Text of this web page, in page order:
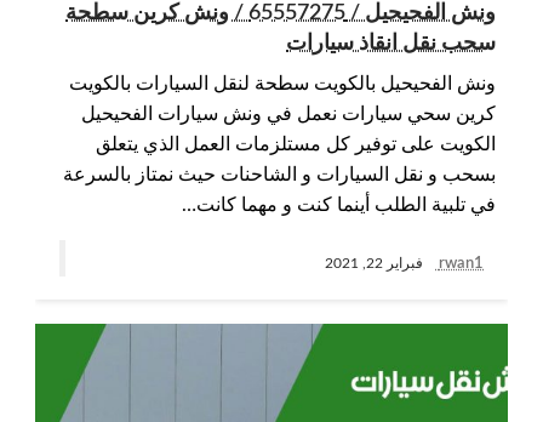
ونش الفحيحيل / 65557275 / ونش كرين سطحة
سحب نقل انقاذ سيارات
ونش الفحيحيل بالكويت سطحة لنقل السيارات بالكويت
كرين سحي سيارات نعمل في ونش سيارات الفحيحيل
الكويت على توفير كل مستلزمات العمل الذي يتعلق
بسحب و نقل السيارات و الشاحنات حيث نمتاز بالسرعة
في تلبية الطلب أينما كنت و مهما كانت…
rwan1 فبراير 22, 2021